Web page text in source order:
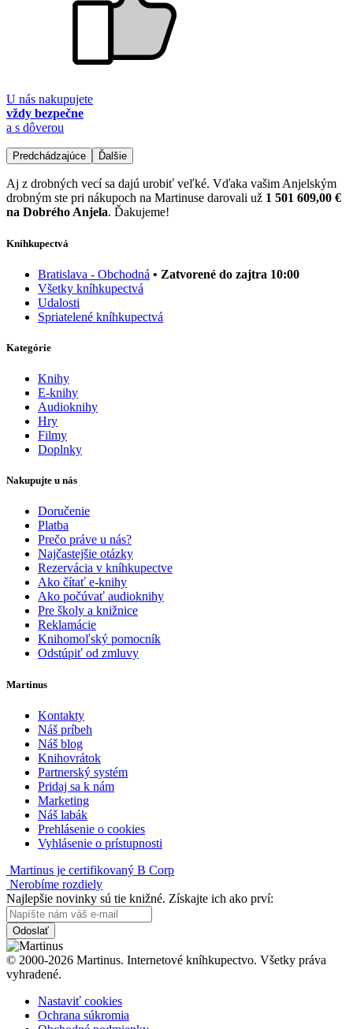
U nás nakupujete
vždy bezpečne
a s dôverou
Predchádzajúce Ďalšie
Aj z drobných vecí sa dajú urobiť veľké. Vďaka vašim Anjelským
drobným ste pri nákupoch na Martinuse darovali už 1 501 609,00 €
na Dobrého Anjela. Ďakujeme!
Kníhkupectvá
Bratislava - Obchodná • Zatvorené do zajtra 10:00
Všetky kníhkupectvá
Udalosti
Spriatelené kníhkupectvá
Kategórie
Knihy
E-knihy
Audioknihy
Hry
Filmy
Doplnky
Nakupujte u nás
Doručenie
Platba
Prečo práve u nás?
Najčastejšie otázky
Rezervácia v kníhkupectve
Ako čítať e-knihy
Ako počúvať audioknihy
Pre školy a knižnice
Reklamácie
Knihomoľský pomocník
Odstúpiť od zmluvy
Martinus
Kontakty
Náš príbeh
Náš blog
Knihovrátok
Partnerský systém
Pridaj sa k nám
Marketing
Náš labák
Prehlásenie o cookies
Vyhlásenie o prístupnosti
Martinus je certifikovaný B Corp
Nerobíme rozdiely
Najlepšie novinky sú tie knižné. Získajte ich ako prví:
Odoslať
© 2000-2026 Martinus. Internetové kníhkupectvo. Všetky práva
vyhradené.
Nastaviť cookies
Ochrana súkromia